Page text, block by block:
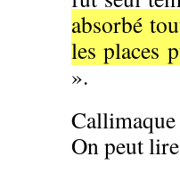
absorbé
les places
».
On peut